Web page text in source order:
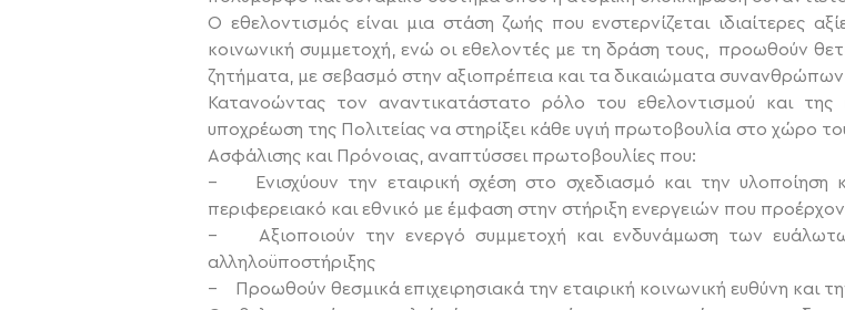
Ο εθελοντισμός είναι μια στάση ζωής που ενστερνίζεται ιδιαίτερες
κοινωνική συμμετοχή, ενώ οι εθελοντές με τη δράση τους, προωθούν
ζητήματα, με σεβασμό στην αξιοπρέπεια και τα δικαιώματα
Κατανοώντας τον αναντικατάστατο ρόλο του εθελοντισμού και
υποχρέωση της Πολιτείας να στηρίξει κάθε υγιή πρωτοβουλία στο χώρο
Ασφάλισης και Πρόνοιας, αναπτύσσει πρωτοβουλίες που:
– Ενισχύουν την εταιρική σχέση στο σχεδιασμό και την
περιφερειακό και εθνικό με έμφαση στην στήριξη ενεργειών που
– Αξιοποιούν την ενεργό συμμετοχή και ενδυνάμωση των
αλληλοϋποστήριξης
– Προωθούν θεσμικά επιχειρησιακά την εταιρική κοινωνική ευθύνη και